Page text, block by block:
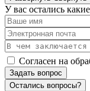
У вас остались
Согласен на
Задать вопрос
Остались вопросы?